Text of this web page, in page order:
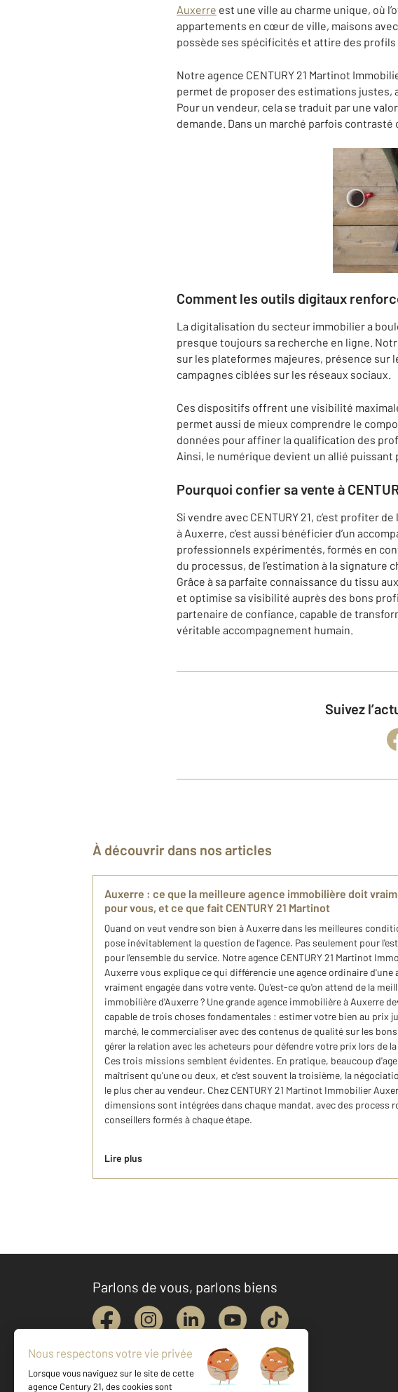
Auxerre est une ville au charme unique, où
appartements en cœur de ville, maisons
possède ses spécificités et attire des profils
Notre agence CENTURY 21 Martinot
permet de proposer des estimations justes,
Pour un vendeur, cela se traduit par une
demande. Dans un marché parfois
Comment les outils digitaux
La digitalisation du secteur immobilier a
presque toujours sa recherche en ligne.
sur les plateformes majeures, présence
campagnes ciblées sur les réseaux sociaux.
Ces dispositifs offrent une visibilité
permet aussi de mieux comprendre le
données pour affiner la qualification des
Ainsi, le numérique devient un allié
Pourquoi confier sa vente à
Si vendre avec CENTURY 21, c’est profiter
à Auxerre, c’est aussi bénéficier d’un
professionnels expérimentés, formés en
du processus, de l’estimation à la signature
Grâce à sa parfaite connaissance du tissu
et optimise sa visibilité auprès des bons
partenaire de confiance, capable de
véritable accompagnement humain.
Suivez
À découvrir dans nos articles
Auxerre : ce que la meilleure agence immobilière doit
pour vous, et ce que fait CENTURY 21 Martinot
Quand on veut vendre son bien à Auxerre dans les meilleures
pose inévitablement la question de l'agence. Pas seulement pour
pour l'ensemble du service. Notre agence CENTURY 21 Martinot
Auxerre vous explique ce qui différencie une agence ordinaire d'une
vraiment engagée dans votre vente. Qu'est-ce qu'on attend de la
immobilière d'Auxerre ? Une grande agence immobilière à Auxerre
capable de trois choses fondamentales : estimer votre bien au prix
marché, le commercialiser avec des contenus de qualité sur les
gérer la relation avec les acheteurs pour défendre votre prix lors de
Ces trois missions semblent évidentes. En pratique, beaucoup
maîtrisent qu'une ou deux, et c'est souvent la troisième, la
le plus cher au vendeur. Chez CENTURY 21 Martinot Immobilier
dimensions sont intégrées dans chaque mandat, avec des process
conseillers formés à chaque étape.
Lire plus
Parlons de vous, parlons biens